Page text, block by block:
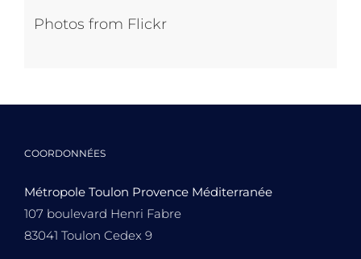
Photos from Flickr
COORDONNÉES
Métropole Toulon Provence Méditerranée
107 boulevard Henri Fabre
83041 Toulon Cedex 9